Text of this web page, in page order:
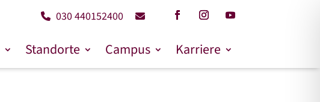
030 440152400
Standorte Campus Karriere